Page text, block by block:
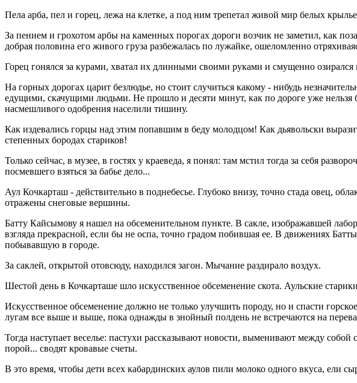
Пела арба, пел и горец, лежа на клетке, а под ним трепетал живой мир белых
За пением и грохотом арбы на каменных порогах дороги возчик не заметил, как
добрая половина его живого груза разбежалась по лужайке, ошеломленно
Горец гонялся за курами, хватал их длинными своими руками и смущенно озирался
На горных дорогах царит безлюдье, но стоит случиться какому - нибудь
едущими, скачущими людьми. Не прошло и десяти минут, как по дороге уже
насмешливого одобрения населили тишину.
Как издевались горцы над этим попавшим в беду молодцом! Как дьявольски
степенных бородах стариков!
Только сейчас, в музее, в гостях у краеведа, я понял: там мстил тогда за себя
посмевшего взяться за бабье дело...
Аул Кочкарташ - действительно в поднебесье. Глубоко внизу, точно стада овец,
отражены снеговые вершины.
Батту Кайсымову я нашел на обсеменительном пункте. В сакле, изображавшей
взгляда прекрасной, если бы не оспа, точно градом побившая ее. В движениях
побывавшую в городе.
За саклей, открытой отовсюду, находился загон. Мычание раздирало воздух.
Шестой день в Кочкарташе шло искусственное обсеменение скота. Аульские
Искусственное обсеменение должно не только улучшить породу, но и спасти
лугам все выше и выше, пока однажды в знойный полдень не встречаются на
Тогда наступает веселье: пастухи рассказывают новости, выменивают между
порой... сводят кровавые счеты.
В это время, чтобы дети всех кабардинских аулов пили молоко одного вкуса, ели